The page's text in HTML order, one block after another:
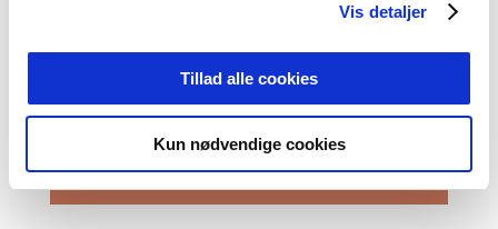
Vis detaljer
Tillad alle cookies
Kun nødvendige cookies
Museumsinspektør Nicolai Knudsen
nin@ostfynsmuseer.dk
23 96 85 82